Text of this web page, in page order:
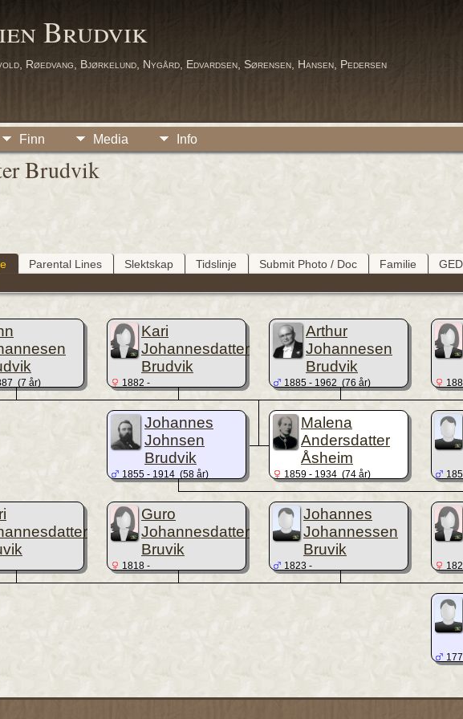
Brudvik
Røedvang, Bjørkelund, Nygård, Edvardsen, Sørensen, Hansen, Pedersen
Finn Media Info
Brudvik
Parental Lines Slektskap Tidslinje Submit Photo / Doc Familie
(7 år)
Kari
Johannesdatter
Brudvik
1882 -
Arthur
Johannesen
Brudvik
1885 - 1962 (76 år)
Johannes
Johnsen
Brudvik
1855 - 1914 (58 år)
Malena
Andersdatter
Åsheim
1859 - 1934 (74 år)
Guro
Johannesdatter
Bruvik
1818 -
Johannes
Johannessen
Bruvik
1823 -